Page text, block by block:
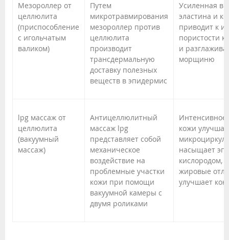
Мезороллер от
целлюлита
(приспособление
с игольчатым
валиком)
Путем
микротравмирования
мезороллер против
целлюлита
производит
трансдермальную
доставку полезных
веществ в эпидермис
Усиленная
эластина и
приводит к
пористости
и
морщиню
lpg массаж от
целлюлита
(вакуумный
массаж)
Антицеллюлитный
массаж lpg
представляет собой
механическое
воздействие на
проблемные участки
кожи при помощи
вакуумной камеры с
двумя роликами
кожи
насыщает
кислородом,
жировые
улучшает